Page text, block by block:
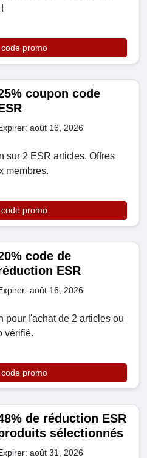
promo
coupon code
août 16, 2026
sur 2 ESR articles. Offres
membres.
promo
code de
ESR
août 16, 2026
pour l'achat de 2 articles ou
vérifié.
promo
de réduction ESR
sélectionnés
août 31, 2026